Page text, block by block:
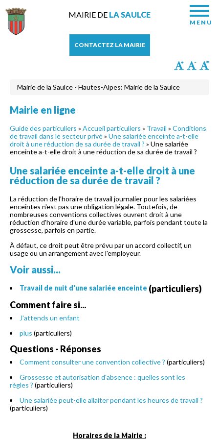
MAIRIE DE LA SAULCE
MENU
CONTACTEZ LA MAIRIE
Mairie de la Saulce - Hautes-Alpes: Mairie de la Saulce
Mairie en ligne
Guide des particuliers » Accueil particuliers » Travail » Conditions
de travail dans le secteur privé» Une salariée enceinte a-t-elle
droit à une réduction de sa durée de travail ? » Une salariée
enceinte a-t-elle droit à une réduction de sa durée de travail ?
Une salariée enceinte a-t-elle droit à une
réduction de sa durée de travail ?
La réduction de l'horaire de travail journalier pour les salariées
enceintes n'est pas une obligation légale. Toutefois, de
nombreuses conventions collectives ouvrent droit à une
réduction d'horaire d'une durée variable, parfois pendant toute la
grossesse, parfois en partie.
À défaut, ce droit peut être prévu par un accord collectif, un
usage ou un arrangement avec l'employeur.
Voir aussi...
Travail de nuit d'une salariée enceinte (particuliers)
Comment faire si...
J'attends un enfant
plus (particuliers)
Questions - Réponses
Comment consulter une convention collective ? (particuliers)
Grossesse et autorisation d'absence : quelles sont les
règles ? (particuliers)
Une salariée peut-elle allaiter pendant les heures de travail ?
(particuliers)
Horaires de la Mairie :